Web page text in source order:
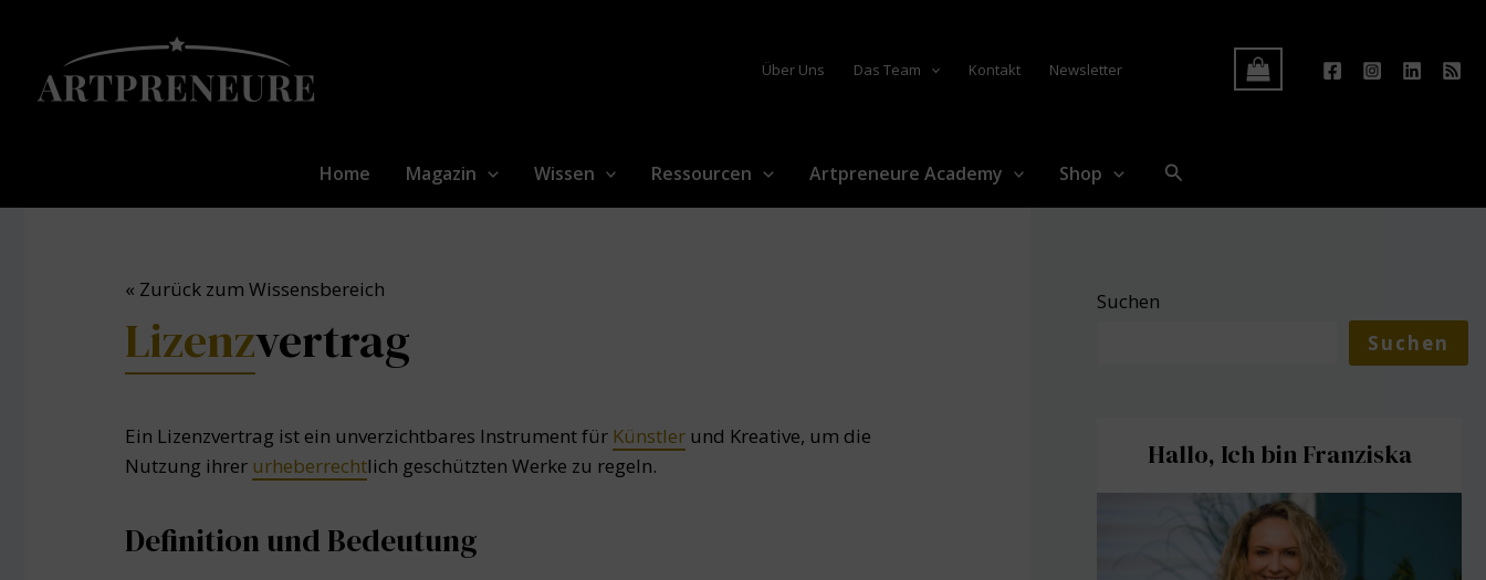
springen
Über Uns Das Team Kontakt Newsletter
Home Magazin Wissen Ressourcen Artpreneure Academy Shop Suchen
« Zurück zum Wissensbereich
Lizenzvertrag
Ein Lizenzvertrag ist ein unverzichtbares Instrument für Künstler und Kreative, um die
Nutzung ihrer urheberrechtlich geschützten Werke zu regeln.
Definition und Bedeutung
Suchen
Suchen
Hallo, Ich bin Franziska